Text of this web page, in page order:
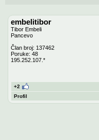
embelitibor
Tibor Embeli
Pancevo
Član broj: 137462
Poruke: 48
195.252.107.*
+2
Profil